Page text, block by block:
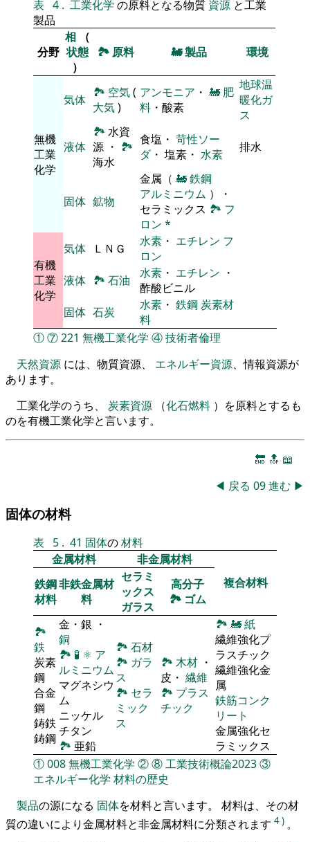
表 4 . 工業化学 の原料となる物質 資源 と工業
製品
分野
相
（
状態
）
🏞 原料 🚂製品 環境
無機
工業
化学
気体 🏞 空気(
大気)
アンモニア ・ 🚂 肥
料 ・酸素
地球温
暖化ガ
ス
液体
🏞 水資
源 ・ 🏞
海水
食塩・ 苛性ソー
ダ・ 塩素・ 水素 排水
固体 鉱物
金属（ 🚂鉄鋼
アルミニウム ）・
セラミックス 🏞 フ
ロン *
有機
工業
化学
気体 ＬＮＧ 水素 ・ エチレン フ
ロン
液体 🏞 石油 水素 ・ エチレン ・
酢酸ビニル
固体 石炭 水素 ・ 鉄鋼炭素材
料
①⑦221 無機工業化学 ④技術者倫理
天然資源 には、物質資源、 エネルギー資源、情報資源が
あります。
工業化学のうち、 炭素資源 （化石燃料 ）を原料とするも
のを有機工業化学と言います。
🔚 🔝 📖
◀ 戻る 09進む ▶
固体の材料
表 5 . 41 固体の材料
金属材料
非金属材料
複合材料
鉄鋼
材料
非鉄金属材
料
セラミ
ックス
ガラス
高分子
🏞 ゴム
🏞
鉄
炭素
鋼
合金
鋼
鋳鉄
鋳鋼
金・銀 ・
銅
🏞 🧪 ⚛ ア
ルミニウム
マグネシウ
ム
ニッケル
チタン
🏞 亜鉛
🏞 石材
🏞 ガラ
ス
🏞 セラ
ミック
ス
🏞 木材 ・
皮・ 繊維
🏞 プラス
チック
🏞 🚂紙
繊維強化プ
ラスチック
繊維強化金
属
鉄筋コンク
リート
金属強化セ
ラミックス
①008無機工業化学 ②⑧工業技術概論2023③
エネルギー化学 材料の歴史
製品の源になる 固体を材料と言います。 材料は、その材
質の違いにより金属材料と非金属材料に分類されます 4) 。